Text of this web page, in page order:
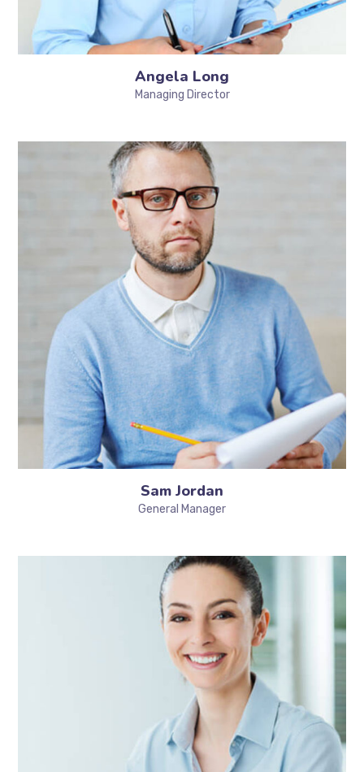
Angela Long
Managing Director
Sam Jordan
General Manager